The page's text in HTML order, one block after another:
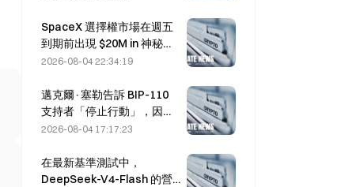
SpaceX 選擇權市場在週五
到期前出現 $20M in 神秘的
330 美元履約價買權部位
2026-08-04 22:34:19
邁克爾·塞勒告訴 BIP-110
支持者「停止行動」，因礦
工支持率停滯於 2.70%。
2026-08-04 17:17:23
在最新基準測試中，
DeepSeek-V4-Flash 的營